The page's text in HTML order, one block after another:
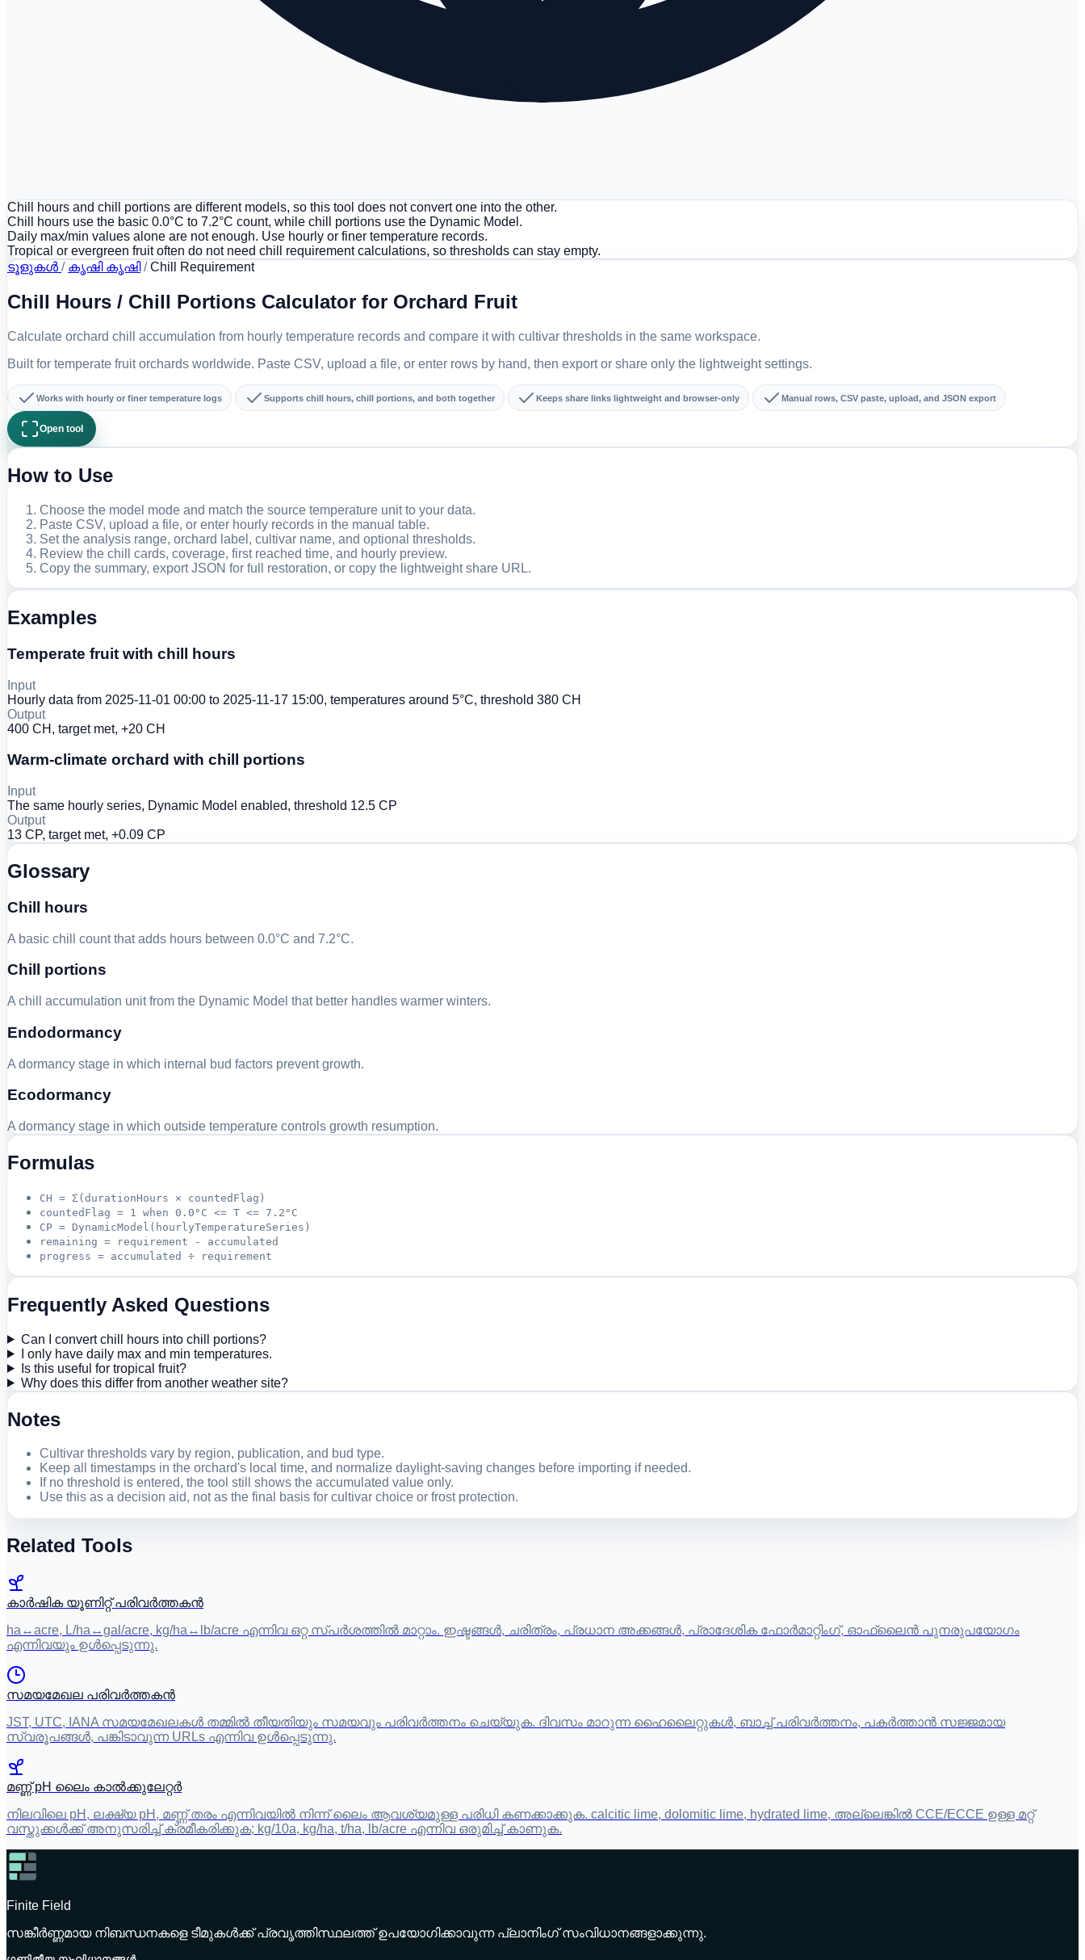
Chill hours and chill portions are different models, so this tool does not convert one into the other.
Chill hours use the basic 0.0°C to 7.2°C count, while chill portions use the Dynamic Model.
Daily max/min values alone are not enough. Use hourly or finer temperature records.
Tropical or evergreen fruit often do not need chill requirement calculations, so thresholds can stay empty.
ടൂളുകൾ / കൃഷി കൃഷി / Chill Requirement
Chill Hours / Chill Portions Calculator for Orchard Fruit
Calculate orchard chill accumulation from hourly temperature records and compare it with cultivar thresholds in the same workspace.
Built for temperate fruit orchards worldwide. Paste CSV, upload a file, or enter rows by hand, then export or share only the lightweight settings.
Works with hourly or finer temperature logs Supports chill hours, chill portions, and both together Keeps share links lightweight and browser-only Manual rows, CSV paste, upload, and JSON export
Open tool
How to Use
Choose the model mode and match the source temperature unit to your data.
Paste CSV, upload a file, or enter hourly records in the manual table.
Set the analysis range, orchard label, cultivar name, and optional thresholds.
Review the chill cards, coverage, first reached time, and hourly preview.
Copy the summary, export JSON for full restoration, or copy the lightweight share URL.
Examples
Temperate fruit with chill hours
Input
Hourly data from 2025-11-01 00:00 to 2025-11-17 15:00, temperatures around 5°C, threshold 380 CH
Output
400 CH, target met, +20 CH
Warm-climate orchard with chill portions
Input
The same hourly series, Dynamic Model enabled, threshold 12.5 CP
Output
13 CP, target met, +0.09 CP
Glossary
Chill hours
A basic chill count that adds hours between 0.0°C and 7.2°C.
Chill portions
A chill accumulation unit from the Dynamic Model that better handles warmer winters.
Endodormancy
A dormancy stage in which internal bud factors prevent growth.
Ecodormancy
A dormancy stage in which outside temperature controls growth resumption.
Formulas
CH = Σ(durationHours × countedFlag)
countedFlag = 1 when 0.0°C <= T <= 7.2°C
CP = DynamicModel(hourlyTemperatureSeries)
remaining = requirement - accumulated
progress = accumulated ÷ requirement
Frequently Asked Questions
Can I convert chill hours into chill portions?
I only have daily max and min temperatures.
Is this useful for tropical fruit?
Why does this differ from another weather site?
Notes
Cultivar thresholds vary by region, publication, and bud type.
Keep all timestamps in the orchard's local time, and normalize daylight-saving changes before importing if needed.
If no threshold is entered, the tool still shows the accumulated value only.
Use this as a decision aid, not as the final basis for cultivar choice or frost protection.
Related Tools
കാർഷിക യൂണിറ്റ് പരിവർത്തകൻ
ha↔acre, L/ha↔gal/acre, kg/ha↔lb/acre എന്നിവ ഒറ്റ സ്പർശത്തിൽ മാറ്റാം. ഇഷ്ടങ്ങൾ, ചരിത്രം, പ്രധാന അക്കങ്ങൾ, പ്രാദേശിക ഫോർമാറ്റിംഗ്, ഓഫ്‌ലൈൻ പുനരുപയോഗം
എന്നിവയും ഉൾപ്പെടുന്നു.
സമയമേഖല പരിവർത്തകൻ
JST, UTC, IANA സമയമേഖലകൾ തമ്മിൽ തീയതിയും സമയവും പരിവർത്തനം ചെയ്യുക. ദിവസം മാറുന്ന ഹൈലൈറ്റുകൾ, ബാച്ച് പരിവർത്തനം, പകർത്താൻ സജ്ജമായ
സ്വരൂപങ്ങൾ, പങ്കിടാവുന്ന URLs എന്നിവ ഉൾപ്പെടുന്നു.
മണ്ണ് pH ലൈം കാൽക്കുലേറ്റർ
നിലവിലെ pH, ലക്ഷ്യ pH, മണ്ണ് തരം എന്നിവയിൽ നിന്ന് ലൈം ആവശ്യമുള്ള പരിധി കണക്കാക്കുക. calcitic lime, dolomitic lime, hydrated lime, അല്ലെങ്കിൽ CCE/ECCE ഉള്ള മറ്റ്
വസ്തുക്കൾക്ക് അനുസരിച്ച് ക്രമീകരിക്കുക; kg/10a, kg/ha, t/ha, lb/acre എന്നിവ ഒരുമിച്ച് കാണുക.
Finite Field
സങ്കീർണ്ണമായ നിബന്ധനകളെ ടീമുകൾക്ക് പ്രവൃത്തിസ്ഥലത്ത് ഉപയോഗിക്കാവുന്ന പ്ലാനിംഗ് സംവിധാനങ്ങളാക്കുന്നു.